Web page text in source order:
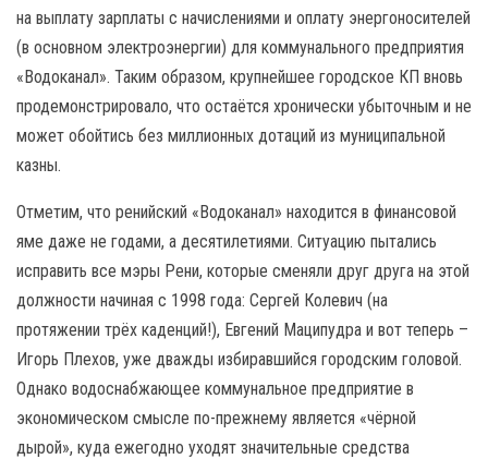
на выплату зарплаты с начислениями и оплату энергоносителей
(в основном электроэнергии) для коммунального предприятия
«Водоканал». Таким образом, крупнейшее городское КП вновь
продемонстрировало, что остаётся хронически убыточным и не
может обойтись без миллионных дотаций из муниципальной
казны.
Отметим, что ренийский «Водоканал» находится в финансовой
яме даже не годами, а десятилетиями. Ситуацию пытались
исправить все мэры Рени, которые сменяли друг друга на этой
должности начиная с 1998 года: Сергей Колевич (на
протяжении трёх каденций!), Евгений Маципудра и вот теперь –
Игорь Плехов, уже дважды избиравшийся городским головой.
Однако водоснабжающее коммунальное предприятие в
экономическом смысле по-прежнему является «чёрной
дырой», куда ежегодно уходят значительные средства